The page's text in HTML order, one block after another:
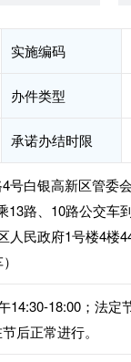
实施编码
办件类型
承诺办结时限
号白银高新区管委
13路、10路公交车
民政府1号楼4楼
14:30-18:00；法
后正常进行。